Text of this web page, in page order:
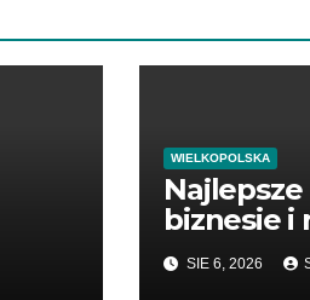
WIELKOPOLSKA
biznesie i
firmy
SIE 6, 2026